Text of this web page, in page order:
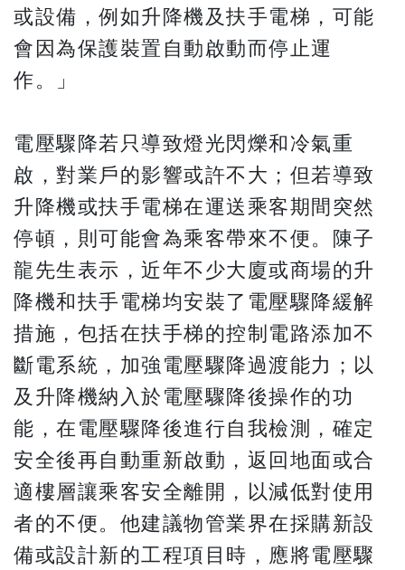
或設備，例如升降機及扶手電梯，可能
會因為保護裝置自動啟動而停止運
作。」
電壓驟降若只導致燈光閃爍和冷氣重
啟，對業戶的影響或許不大；但若導致
升降機或扶手電梯在運送乘客期間突然
停頓，則可能會為乘客帶來不便。陳子
龍先生表示，近年不少大廈或商場的升
降機和扶手電梯均安裝了電壓驟降緩解
措施，包括在扶手梯的控制電路添加不
斷電系統，加強電壓驟降過渡能力；以
及升降機納入於電壓驟降後操作的功
能，在電壓驟降後進行自我檢測，確定
安全後再自動重新啟動，返回地面或合
適樓層讓乘客安全離開，以減低對使用
者的不便。他建議物管業界在採購新設
備或設計新的工程項目時，應將電壓驟